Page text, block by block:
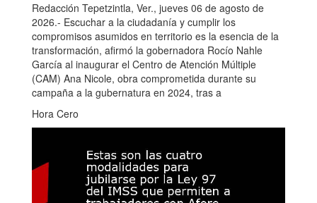
Redacción Tepetzintla, Ver., jueves 06 de agosto de
2026.- Escuchar a la ciudadanía y cumplir los
compromisos asumidos en territorio es la esencia de la
transformación, afirmó la gobernadora Rocío Nahle
García al inaugurar el Centro de Atención Múltiple
(CAM) Ana Nicole, obra comprometida durante su
campaña a la gubernatura en 2024, tras a
Hora Cero